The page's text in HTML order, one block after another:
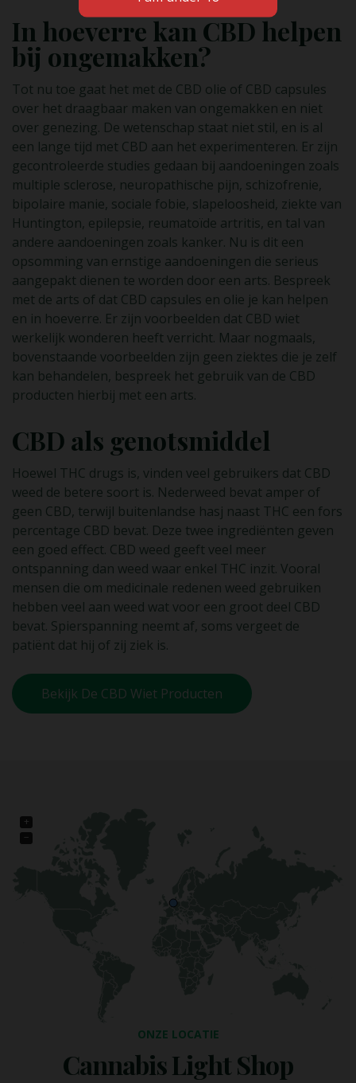
In hoeverre kan CBD helpen
bij ongemakken?
Tot nu toe gaat het met de CBD olie of CBD capsules
over het draagbaar maken van ongemakken en niet
over genezing. De wetenschap staat niet stil, en is al
een lange tijd met CBD aan het experimenteren. Er zijn
gecontroleerde studies gedaan bij aandoeningen zoals
multiple sclerose, neuropathische pijn, schizofrenie,
bipolaire manie, sociale fobie, slapeloosheid, ziekte van
Huntington, epilepsie, reumatoïde artritis, en tal van
andere aandoeningen zoals kanker. Nu is dit een
opsomming van ernstige aandoeningen die serieus
aangepakt dienen te worden door een arts. Bespreek
met de arts of dat CBD capsules en olie je kan helpen
en in hoeverre. Er zijn voorbeelden dat CBD wiet
werkelijk wonderen heeft verricht. Maar nogmaals,
bovenstaande voorbeelden zijn geen ziektes die je zelf
kan behandelen, bespreek het gebruik van de CBD
producten hierbij met een arts.
CBD als genotsmiddel
Hoewel THC drugs is, vinden veel gebruikers dat CBD
weed de betere soort is. Nederweed bevat amper of
geen CBD, terwijl buitenlandse hasj naast THC een fors
percentage CBD bevat. Deze twee ingrediënten geven
een goed effect. CBD weed geeft veel meer
ontspanning dan weed waar enkel THC inzit. Vooral
mensen die om medicinale redenen weed gebruiken
hebben veel aan weed wat voor een groot deel CBD
bevat. Spierspanning neemt af, soms vergeet de
patiënt dat hij of zij ziek is.
Bekijk De CBD Wiet Producten
+
−
ONZE LOCATIE
Cannabis Light Shop